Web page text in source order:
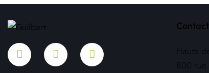
Contact
Hauts
800 rue